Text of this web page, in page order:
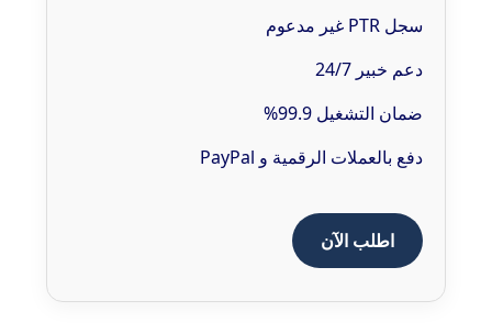
سجل PTR غير مدعوم
دعم خبير 24/7
ضمان التشغيل 99.9%
دفع بالعملات الرقمية و PayPal
اطلب الآن